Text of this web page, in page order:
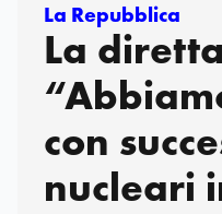
La Repubblica
La diretta . Trump:
con
nucleari